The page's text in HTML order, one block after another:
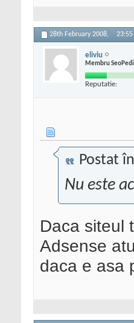
28th February 2008, 23:55
eliviu
Membru
Reputatie:
Postat
Nu este
Daca siteul
Adsense
daca e asa